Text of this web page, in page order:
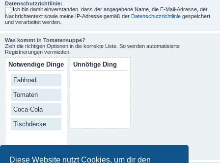
Diese Website nutzt Cookies, um dir den
Datenschutzrichtlinie:
Ich bin damit einverstanden, dass der angegebene Name, die E-Mail-Adresse, der
Nachrichtentext sowie meine IP-Adresse gemäß der Datenschutzrichtlinie gespeichert
und verarbeitet werden.
Was kommt in Tomatensuppe?
Zieh die richtigen Optionen in die korrekte Liste. So werden automatisierte
Registrierungen vermieden.
Notwendige Dinge
Fahhrad
Tomaten
Coca-Cola
Tischdecke
Unnötige Ding